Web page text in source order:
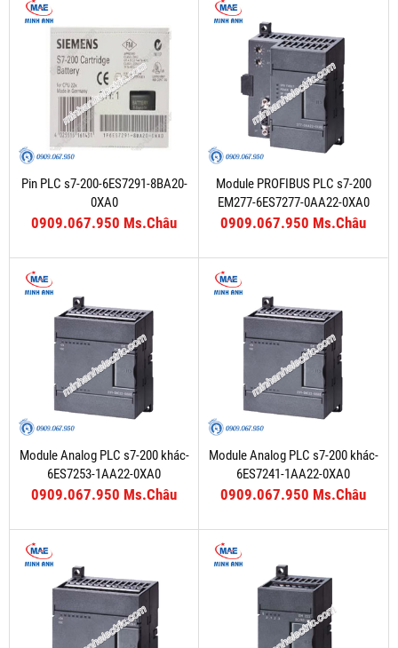
Pin PLC s7-200-6ES7291-8BA20-
0XA0
0909.067.950 Ms.Châu
Module PROFIBUS PLC s7-200
EM277-6ES7277-0AA22-0XA0
0909.067.950 Ms.Châu
Module Analog PLC s7-200 khác-
6ES7253-1AA22-0XA0
0909.067.950 Ms.Châu
Module Analog PLC s7-200 khác-
6ES7241-1AA22-0XA0
0909.067.950 Ms.Châu